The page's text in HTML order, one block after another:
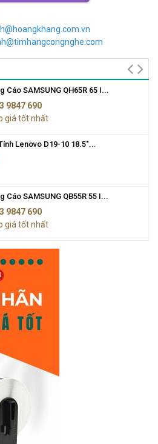
Cáo SAMSUNG QH65R 65 I...
9847 690
giá tốt nhất
Lenovo D19-10 18.5"...
Cáo SAMSUNG QB55R 55 I...
9847 690
giá tốt nhất